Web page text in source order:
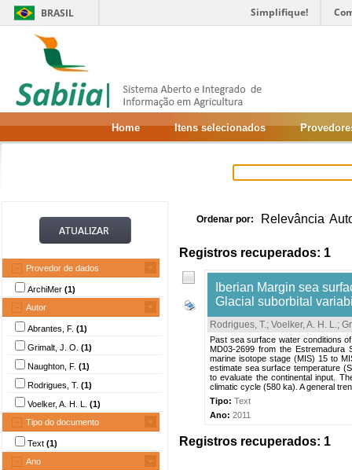
BRASIL Simplifique!
Home Itens selecionados
Provedor de dados
ArchiMer (1)
Autor
Abrantes, F. (1)
Grimalt, J. O. (1)
Naughton, F. (1)
Rodrigues, T. (1)
Voelker, A. H. L. (1)
Tipo do documento
Text (1)
Ano
Ordenar por: Relevância
Registros recuperados: 1
Iberian Margin sea
Glacial suborbital
Rodrigues, T.; Voelker, A. H. L.;
Past sea surface water conditions
MD03-2699 from the Estremadura
marine isotope stage (MIS) 15 to
estimate sea surface temperature
to evaluate the continental input.
climatic cycle (580 ka). A general
Tipo: Text
Ano: 2011
Registros recuperados: 1